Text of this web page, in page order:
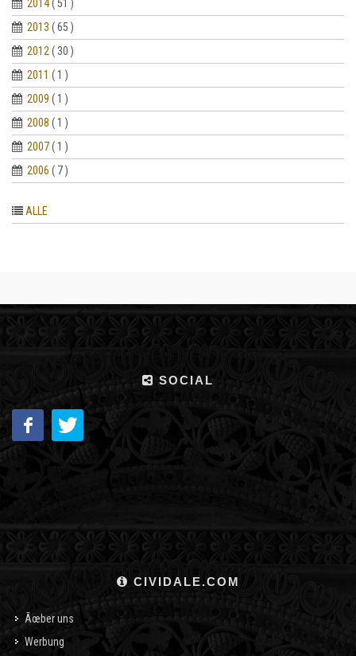
2014( 51 )
2013 ( 65 )
2012 ( 30 )
2011 ( 1 )
2009 ( 1 )
2008 ( 1 )
2007( 1 )
2006 ( 7 )
ALLE
SOCIAL
CIVIDALE.COM
Ãœber uns
Werbung